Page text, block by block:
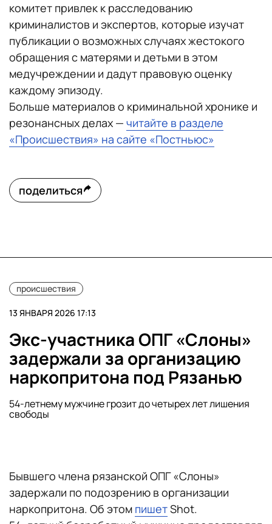
комитет привлек к расследованию
криминалистов и экспертов, которые изучат
публикации о возможных случаях жестокого
обращения с матерями и детьми в этом
медучреждении и дадут правовую оценку
каждому эпизоду.
Больше материалов о криминальной хронике и
резонансных делах — читайте в разделе
«Происшествия» на сайте «Постньюс»
поделиться
происшествия
13 ЯНВАРЯ 2026 17:13
Экс-участника ОПГ «Слоны»
задержали за организацию
наркопритона под Рязанью
54-летнему мужчине грозит до четырех лет лишения
свободы
Бывшего члена рязанской ОПГ «Слоны»
задержали по подозрению в организации
наркопритона. Об этом пишетShot.